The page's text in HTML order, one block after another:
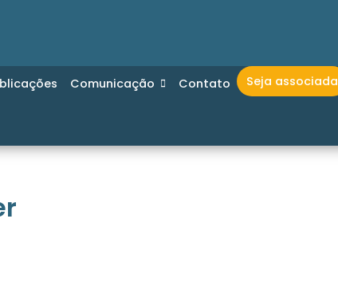
Comunicação Contato Seja associada